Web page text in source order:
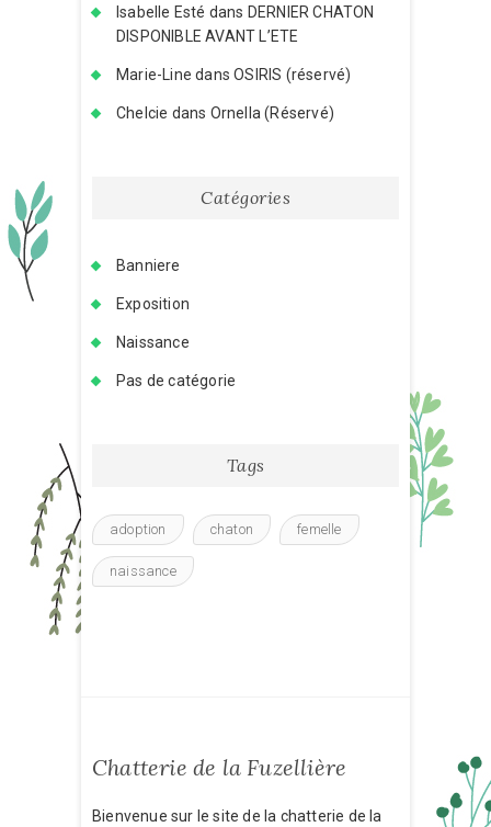
Isabelle Esté dans DERNIER CHATON
DISPONIBLE AVANT L’ETE
Marie-Line dansOSIRIS (réservé)
Chelcie dans Ornella (Réservé)
Catégories
Banniere
Exposition
Naissance
Pas de catégorie
Tags
adoption chaton femelle
naissance
Chatterie de la Fuzellière
Bienvenue sur le site de la chatterie de la